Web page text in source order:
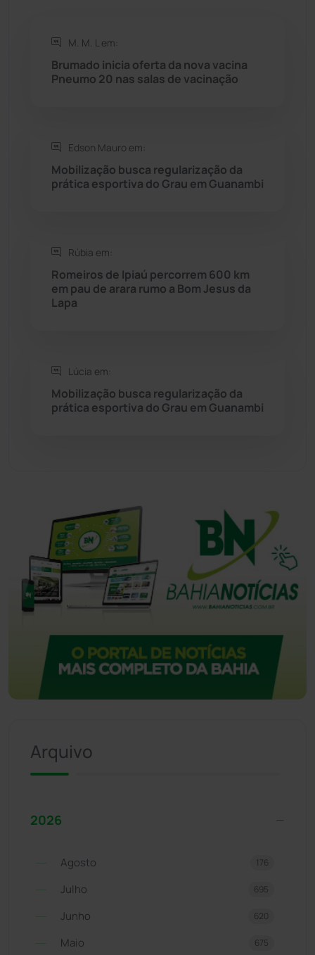
Rio do Pires
Sebastião Laranjeiras
Sudoeste Baiano
Tanhaçu (426)
Tecnologia
Urandi (157)
M. M. L em:
Brumado inicia oferta da nova vacina
Pneumo 20 nas salas de vacinação
Edson Mauro em:
Mobilização busca regularização da
prática esportiva do Grau em Guanambi
Rúbia em:
Romeiros de Ipiaú percorrem 600 km
em pau de arara rumo a Bom Jesus da
Lapa
Lúcia em:
Mobilização busca regularização da
prática esportiva do Grau em Guanambi
Arquivo
2026
Agosto 176
Julho 695
Junho 620
Maio 675